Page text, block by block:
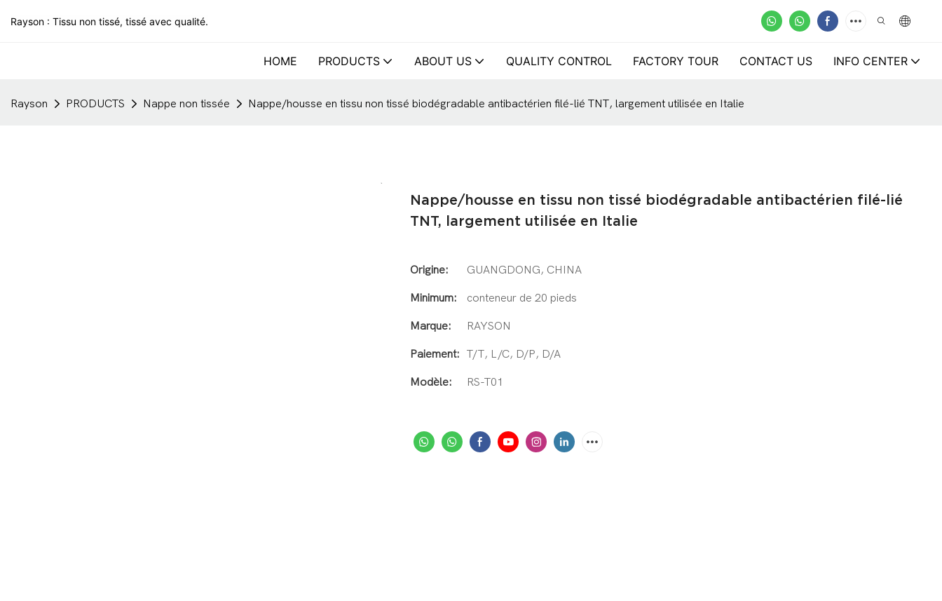
Rayson : Tissu non tissé, tissé avec qualité.
HOME PRODUCTS ABOUT US QUALITY CONTROL FACTORY TOUR CONTACT US INFO CENTER
Rayson PRODUCTS Nappe non tissée Nappe/housse en tissu non tissé biodégradable antibactérien filé-lié TNT, largement utilisée en Italie
Nappe/housse en tissu non tissé biodégradable antibactérien filé-lié
TNT, largement utilisée en Italie
Origine: GUANGDONG, CHINA
Minimum: conteneur de 20 pieds
Marque: RAYSON
Paiement: T/T, L/C, D/P, D/A
Modèle: RS-T01